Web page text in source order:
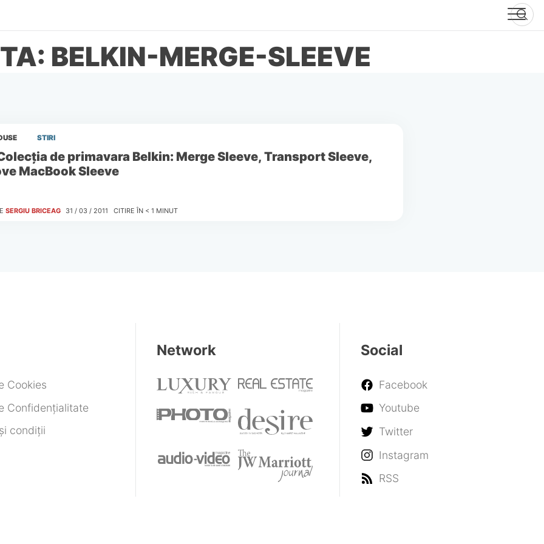
BELKIN-MERGE-SLEEVE
STIRI
de primavara Belkin: Merge Sleeve, Transport Sleeve,
MacBook Sleeve
SERGIU BRICEAG 31 / 03 / 2011 CITIRE ÎN < 1 MINUT
Cookies
Confidențialitate
condiții
Network Social
Facebook
Youtube
Twitter
Instagram
RSS